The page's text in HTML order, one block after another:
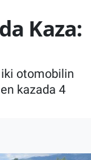
Kaza:
iki otomobilin
kazada 4